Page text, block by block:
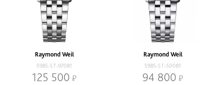
Raymond Weil
5985-ST-97081
125 500
Raymond Weil
5985-ST-50081
94 800